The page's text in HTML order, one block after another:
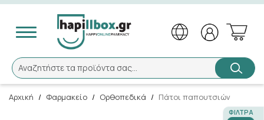
Αναζητήστε τα προϊόντα σας...
Αναζήτηση
Αρχική / Φαρμακείο / Ορθοπεδικά / Πάτοι παπουτσιών
ΦΊΛΤΡΑ